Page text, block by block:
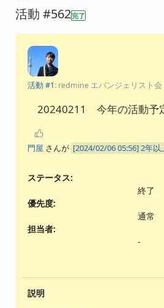
活動 #562完了
活動 #1: redmine エバンジェリスト
20240211 今年の活動予
門屋 さんが 2年以
ステータス:
終了
優先度:
通常
担当者:
-
説明